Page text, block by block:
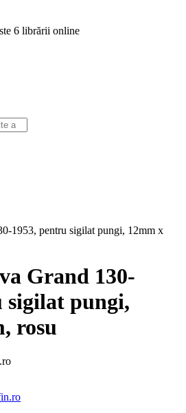
6 librării online
Grand 130-
sigilat pungi,
rosu